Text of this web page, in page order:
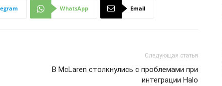
WhatsApp Email
Следующая статья
В McLaren столкнулись с проблемами при
интеграции Halo